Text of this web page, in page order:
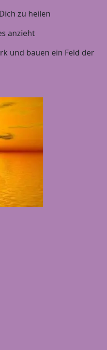
zu heilen
anzieht
und bauen ein Feld der